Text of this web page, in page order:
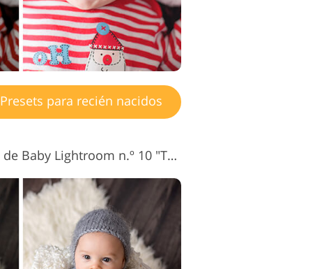
Presets para recién nacidos
Ajustes preestablecidos de Baby Lightroom n.º 10 "Tonning Warm"